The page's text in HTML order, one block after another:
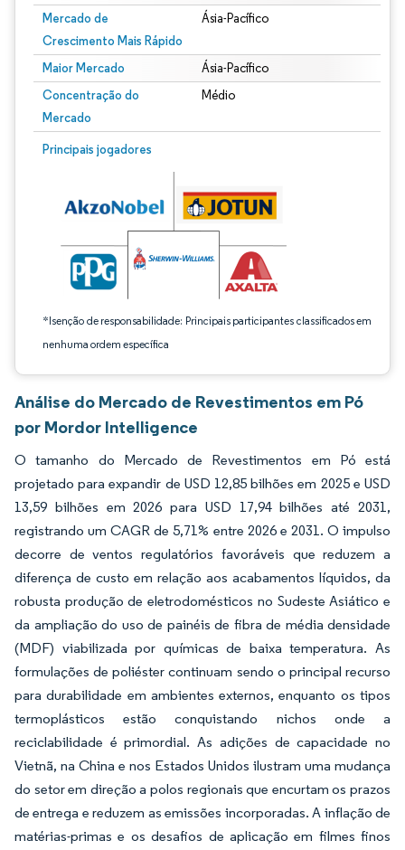
Mercado de
Crescimento Mais Rápido
Ásia-Pacífico
Maior Mercado Ásia-Pacífico
Concentração do
Mercado
Médio
Principais jogadores
*Isenção de responsabilidade: Principais participantes classificados em
nenhuma ordem específica
Imagem © Mordor Intelligence. O reuso requer atribuição conforme CC BY 4.0.
Análise do Mercado de Revestimentos em Pó
por Mordor Intelligence
O tamanho do Mercado de Revestimentos em Pó está
projetado para expandir de USD 12,85 bilhões em 2025 e USD
13,59 bilhões em 2026 para USD 17,94 bilhões até 2031,
registrando um CAGR de 5,71% entre 2026 e 2031. O impulso
decorre de ventos regulatórios favoráveis que reduzem a
diferença de custo em relação aos acabamentos líquidos, da
robusta produção de eletrodomésticos no Sudeste Asiático e
da ampliação do uso de painéis de fibra de média densidade
(MDF) viabilizada por químicas de baixa temperatura. As
formulações de poliéster continuam sendo o principal recurso
para durabilidade em ambientes externos, enquanto os tipos
termoplásticos estão conquistando nichos onde a
reciclabilidade é primordial. As adições de capacidade no
Vietnã, na China e nos Estados Unidos ilustram uma mudança
do setor em direção a polos regionais que encurtam os prazos
de entrega e reduzem as emissões incorporadas. A inflação de
matérias-primas e os desafios de aplicação em filmes finos